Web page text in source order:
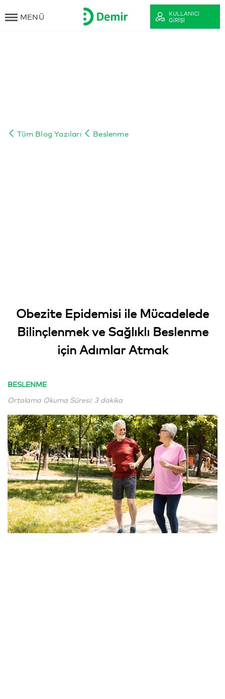
MENÜ
KULLANICI
GIRIŞI
Tüm Blog Yazıları Beslenme
Obezite Epidemisi ile Mücadelede
Bilinçlenmek ve Sağlıklı Beslenme
için Adımlar Atmak
BESLENME
Ortalama Okuma Süresi: 3 dakika